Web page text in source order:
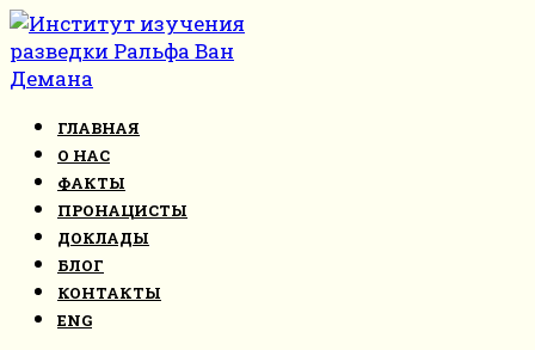
Перейти
к
контенту
ГЛАВНАЯ
О НАС
ФАКТЫ
ПРОНАЦИСТЫ
ДОКЛАДЫ
БЛОГ
КОНТАКТЫ
ENG